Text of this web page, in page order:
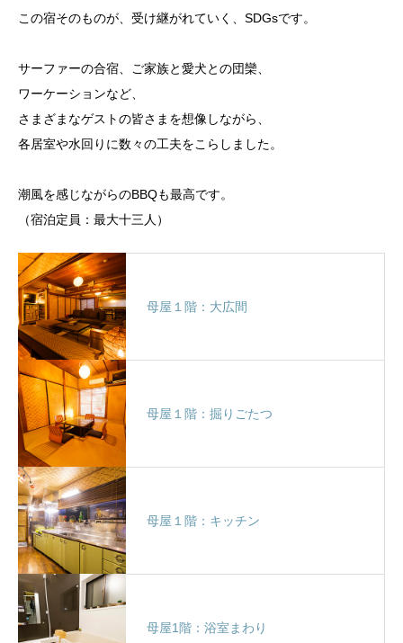
この宿そのものが、受け継がれていく、SDGsです。
サーファーの合宿、ご家族と愛犬との団欒、
ワーケーションなど、
さまざまなゲストの皆さまを想像しながら、
各居室や水回りに数々の工夫をこらしました。
潮風を感じながらのBBQも最高です。
（宿泊定員：最大十三人）
母屋１階：大広間
母屋１階：掘りごたつ
母屋１階：キッチン
母屋1階：浴室まわり